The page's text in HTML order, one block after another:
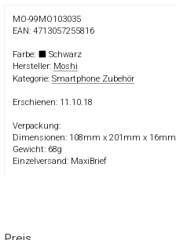
MO-99MO103035
EAN: 4713057255816
Farbe:
Schwarz
Hersteller: Moshi
Kategorie: Smartphone Zubehör
Erschienen: 11.10.18
Verpackung:
Dimensionen: 108mm x 201mm x 16mm
Gewicht: 68g
Einzelversand: MaxiBrief